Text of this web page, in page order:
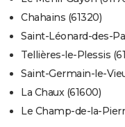
Chahains (61320)
Saint-Léonard-des-
Tellières-le-Plessis
Saint-Germain-le-
La Chaux (61600)
Le Champ-de-la-